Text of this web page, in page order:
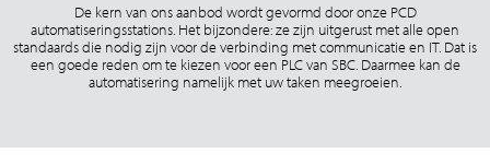
De kern van ons aanbod wordt gevormd door onze PCD
automatiseringsstations. Het bijzondere: ze zijn uitgerust met alle open
standaards die nodig zijn voor de verbinding met communicatie en IT. Dat is
een goede reden om te kiezen voor een PLC van SBC. Daarmee kan de
automatisering namelijk met uw taken meegroeien.